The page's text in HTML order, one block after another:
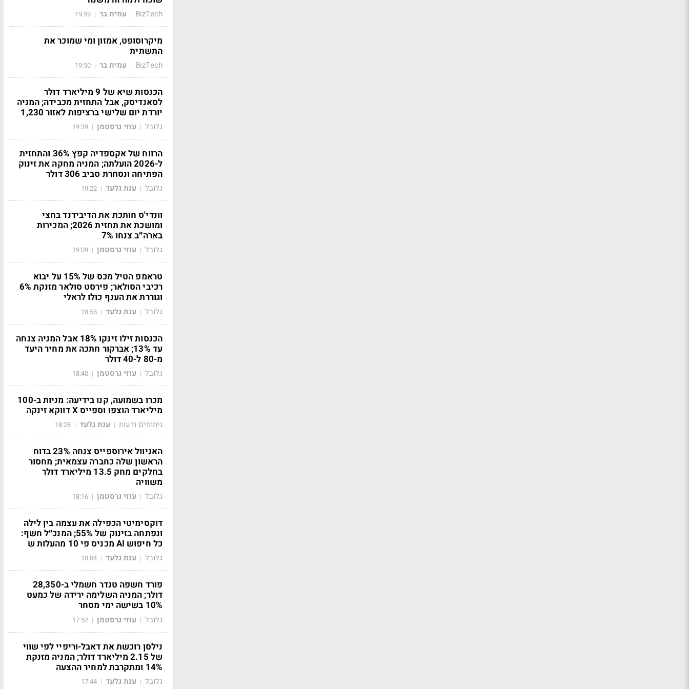
BizTech
| עמית בר |
19:59
מיקרוסופט, אמזון ומי שמוכר את
התשתית
BizTech
| עמית בר |
19:50
הכנסות שיא של 9 מיליארד דולר
לסאנדיסק, אבל התחזית מכבידה; המניה
יורדת יום שלישי ברציפות לאזור 1,230
גלובל | עוזי גרסטמן |
19:39
הרווח של אקספדיה קפץ 36% והתחזית
ל-2026 הועלתה; המניה מחקה את זינוק
הפתיחה ונסחרת סביב 306 דולר
גלובל | ענת גלעד |
19:22
וונדי'ס חותכת את הדיבידנד בחצי
ומושכת את תחזית 2026; המכירות
בארה״ב צנחו 7%
גלובל | עוזי גרסטמן |
19:09
טראמפ הטיל מכס של 15% על יבוא
רכיבי הסולאר; פירסט סולאר מזנקת 6%
וגוררת את הענף כולו לראלי
גלובל | ענת גלעד |
18:58
הכנסות זילו זינקו 18% אבל המניה צנחה
עד 13%; אברקור חתכה את מחיר היעד
מ-80 ל-40 דולר
גלובל | עוזי גרסטמן |
18:40
מכרו בשמועה, קנו בידיעה: מניות ב-100
מיליארד הוצפו וספייס X דווקא זינקה
ניתוחים ודעות | ענת גלעד |
18:28
האניוול אירוספייס צנחה 23% בדוח
הראשון שלה כחברה עצמאית; מחסור
בחלקים מחק 13.5 מיליארד דולר
משוויה
גלובל | עוזי גרסטמן |
18:16
דוקסימיטי הכפילה את עצמה בין לילה
ונפתחה בזינוק של 55%; המנכ״ל חשף:
כל חיפוש AI מכניס פי 10 מהעלות ש
גלובל | ענת גלעד |
18:04
פורד חשפה טנדר חשמלי ב-28,350
דולר; המניה השלימה ירידה של כמעט
10% בשישה ימי מסחר
גלובל | עוזי גרסטמן |
17:52
נילסן רוכשת את דאבל-וריפיי לפי שווי
של 2.15 מיליארד דולר; המניה מזנקת
14% ומתקרבת למחיר ההצעה
גלובל | ענת גלעד |
17:44